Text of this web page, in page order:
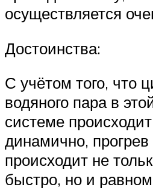
осуществляется
Достоинства:
С учётом того, что
водяного пара в
системе
динамично,
происходит не
быстро, но и